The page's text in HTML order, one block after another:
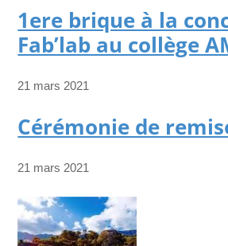
1ere brique à la
Fab’lab au collège
21 mars 2021
Cérémonie de
21 mars 2021